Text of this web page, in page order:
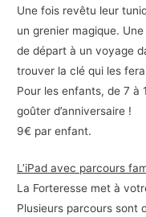
Une fois revêtu leur
un grenier magique.
de départ à un voyage
trouver la clé qui les
Pour les enfants, de 7 à
goûter d’anniversaire !
9€ par enfant.
L’iPad avec parcours
La Forteresse met à
Plusieurs parcours sont